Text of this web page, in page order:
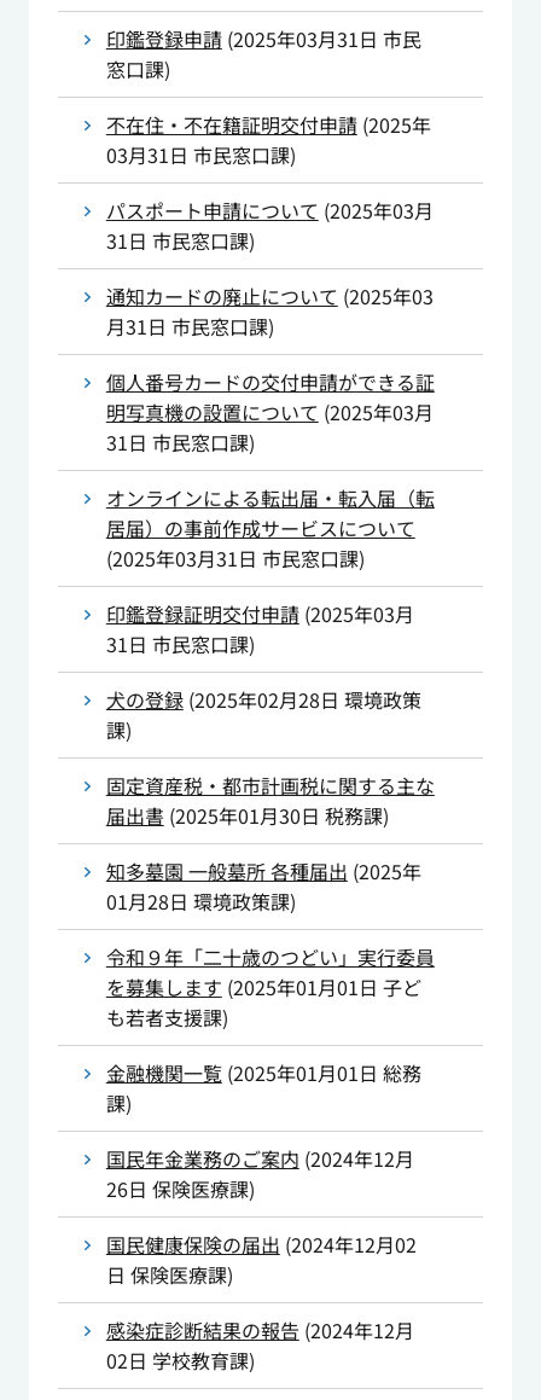
印鑑登録申請(2025年03月31日 市民
窓口課)
不在住・不在籍証明交付申請(2025年
03月31日 市民窓口課)
パスポート申請について (2025年03月
31日 市民窓口課)
通知カードの廃止について (2025年03
月31日 市民窓口課)
個人番号カードの交付申請ができる証
明写真機の設置について (2025年03月
31日 市民窓口課)
オンラインによる転出届・転入届（転
居届）の事前作成サービスについて
(2025年03月31日 市民窓口課)
印鑑登録証明交付申請(2025年03月
31日 市民窓口課)
犬の登録(2025年02月28日 環境政策
課)
固定資産税・都市計画税に関する主な
届出書 (2025年01月30日 税務課)
知多墓園 一般墓所 各種届出 (2025年
01月28日 環境政策課)
令和９年「二十歳のつどい」実行委員
を募集します (2025年01月01日 子ど
も若者支援課)
金融機関一覧(2025年01月01日 総務
課)
国民年金業務のご案内 (2024年12月
26日 保険医療課)
国民健康保険の届出 (2024年12月02
日 保険医療課)
感染症診断結果の報告 (2024年12月
02日 学校教育課)